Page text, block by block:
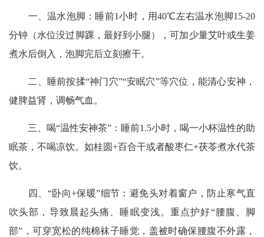
一、温水泡脚：睡前1小时，用40℃左右温水泡脚15-20
分钟（水位没过脚踝，最好到小腿），可加少量艾叶或生姜
煮水后倒入，泡脚完后立刻擦干。
二、睡前按揉“神门穴”“安眠穴”等穴位，能清心安神，
健脾益肾，调畅气血。
三、喝“温性安神茶”：睡前1.5小时，喝一小杯温性的助
眠茶，不喝凉饮。如桂圆+百合干或者酸枣仁+茯苓煮水代茶
饮。
四、“卧向+保暖”细节：避免头对着窗户，防止寒气直
吹头部，导致晨起头痛、睡眠变浅。重点护好“腰腹、脚
部”，可穿宽松的纯棉袜子睡觉，盖被时确保腰腹不外露，